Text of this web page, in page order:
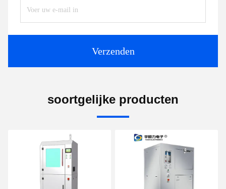
Verzenden
soortgelijke producten